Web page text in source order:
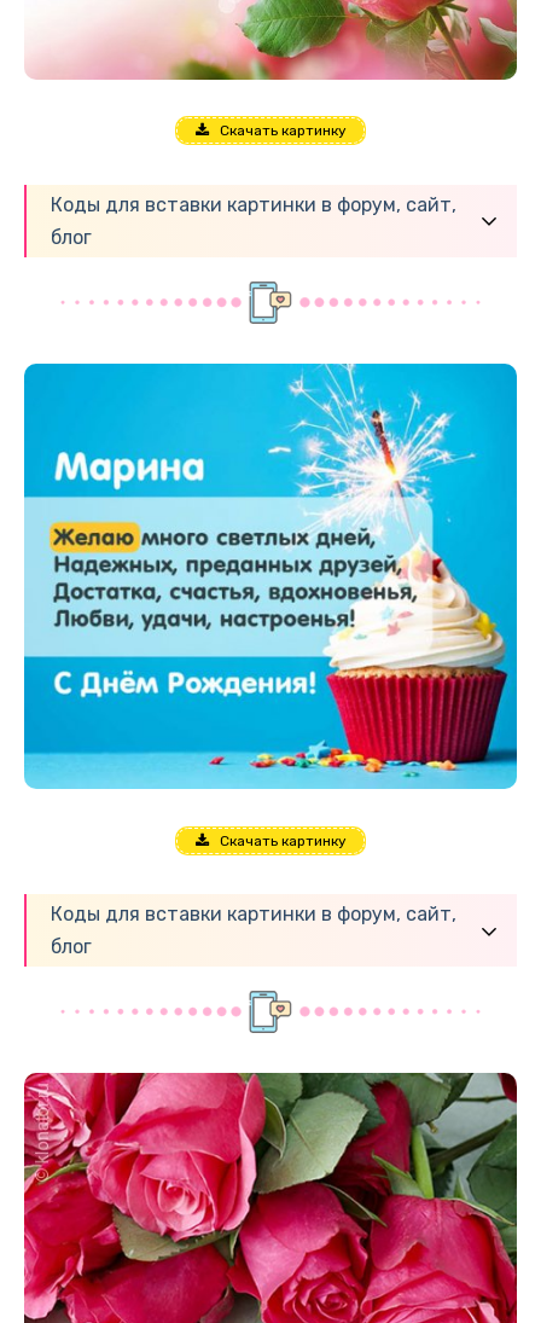
Скачать картинку
Коды для вставки картинки в форум, сайт,
блог
Скачать картинку
Коды для вставки картинки в форум, сайт,
блог